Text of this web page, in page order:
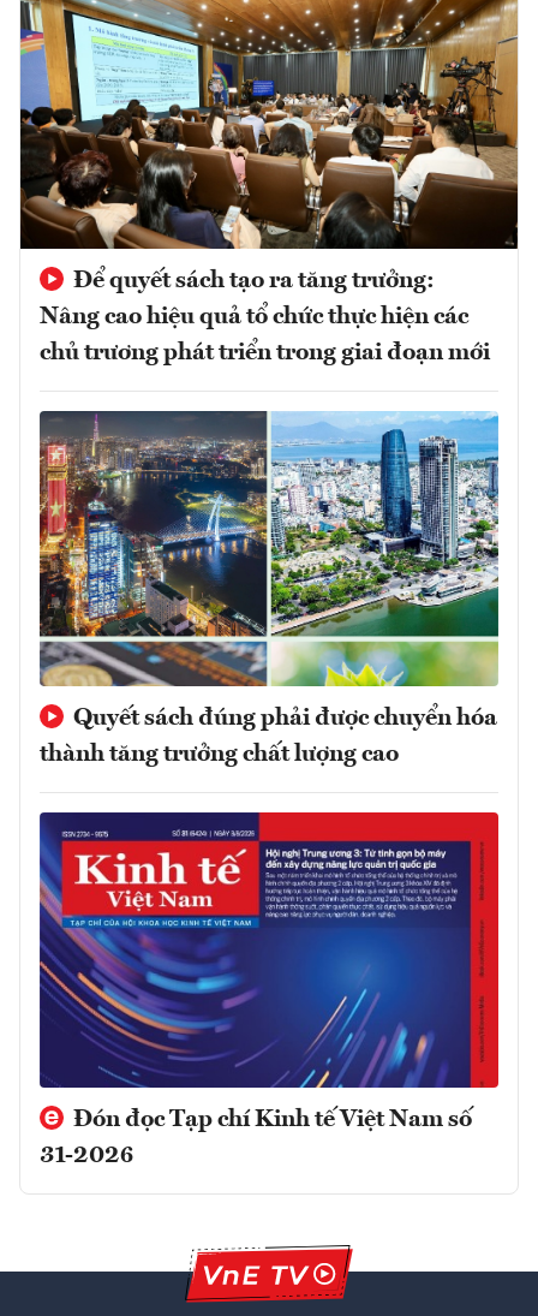
Để quyết sách tạo ra tăng trưởng:
Nâng cao hiệu quả tổ chức thực hiện các
chủ trương phát triển trong giai đoạn mới
Quyết sách đúng phải được chuyển hóa
thành tăng trưởng chất lượng cao
Đón đọc Tạp chí Kinh tế Việt Nam số
31-2026